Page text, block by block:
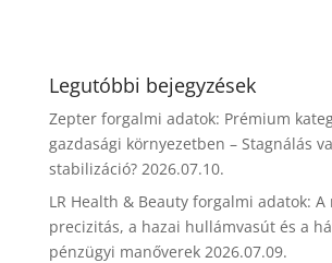
Legutóbbi bejegyzések
Zepter forgalmi adatok: Prémium
gazdasági környezetben – Stagnálás
stabilizáció? 2026.07.10.
LR Health & Beauty forgalmi adatok: A
precizitás, a hazai hullámvasút és a
pénzügyi manőverek 2026.07.09.